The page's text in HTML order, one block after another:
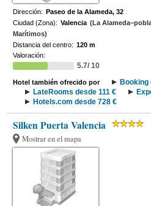
Dirección: Paseo de la Alameda, 32
Ciudad (Zona): Valencia (La
Marítimos)
Distancia del centro: 120 m
Valoración:
5.7/ 10
Hotel también ofrecido por
Booking
LateRooms desde 111 €
Hotels.com desde 728 €
Silken Puerta Valencia
Mostrar en el mapa